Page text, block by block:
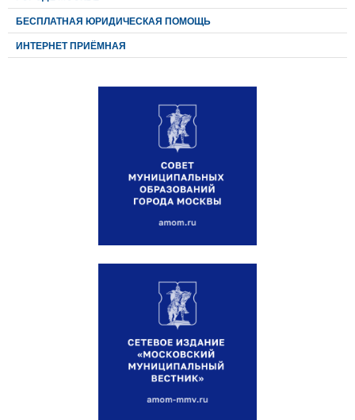
БЕСПЛАТНАЯ ЮРИДИЧЕСКАЯ ПОМОЩЬ
ИНТЕРНЕТ ПРИЁМНАЯ